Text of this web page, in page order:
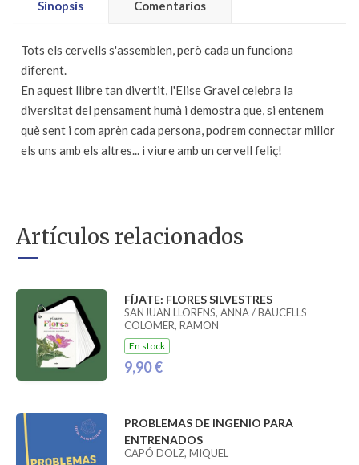
Sinopsis Comentarios
Tots els cervells s'assemblen, però cada un funciona
diferent.
En aquest llibre tan divertit, l'Elise Gravel celebra la
diversitat del pensament humà i demostra que, si entenem
què sent i com aprèn cada persona, podrem connectar millor
els uns amb els altres... i viure amb un cervell feliç!
Artículos relacionados
FÍJATE: FLORES SILVESTRES
SANJUAN LLORENS, ANNA / BAUCELLS
COLOMER, RAMON
En stock
9,90 €
PROBLEMAS DE INGENIO PARA
ENTRENADOS
CAPÓ DOLZ, MIQUEL